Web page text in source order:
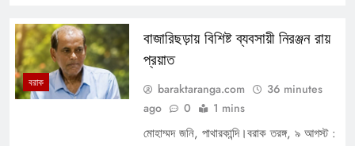
বরাক
বাজারিছড়ায় বিশিষ্ট ব্যবসায়ী নিরঞ্জন রায়
প্রয়াত
baraktaranga.com
36 minutes
ago
0 1 mins
মোহাম্মদ জনি, পাথারকান্দি।বরাক তরঙ্গ, ৯ আগস্ট :